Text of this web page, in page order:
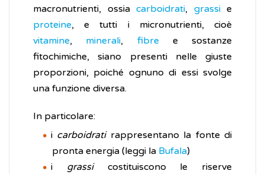
macronutrienti, ossia carboidrati, grassie
proteine, e tutti i micronutrienti, cioè
vitamine, minerali, fibre e sostanze
fitochimiche, siano presenti nelle giuste
proporzioni, poiché ognuno di essi svolge
una funzione diversa.
In particolare:
i carboidratirappresentano la fonte di
pronta energia (leggi la Bufala)
i grassicostituiscono le riserve